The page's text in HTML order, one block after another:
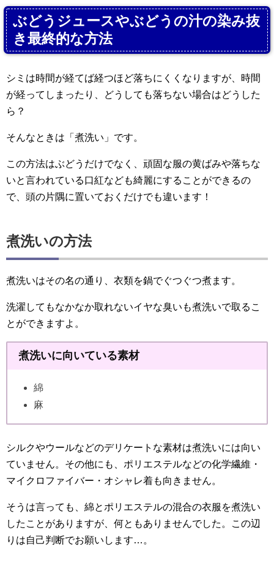
ぶどうジュースやぶどうの汁の染み抜
き最終的な方法
シミは時間が経てば経つほど落ちにくくなりますが、時間
が経ってしまったり、どうしても落ちない場合はどうした
ら？
そんなときは「煮洗い」です。
この方法はぶどうだけでなく、頑固な服の黄ばみや落ちな
いと言われている口紅なども綺麗にすることができるの
で、頭の片隅に置いておくだけでも違います！
煮洗いの方法
煮洗いはその名の通り、衣類を鍋でぐつぐつ煮ます。
洗濯してもなかなか取れないイヤな臭いも煮洗いで取るこ
とができますよ。
煮洗いに向いている素材
綿
麻
シルクやウールなどのデリケートな素材は煮洗いには向い
ていません。その他にも、ポリエステルなどの化学繊維・
マイクロファイバー・オシャレ着も向きません。
そうは言っても、綿とポリエステルの混合の衣服を煮洗い
したことがありますが、何ともありませんでした。この辺
りは自己判断でお願いします…。